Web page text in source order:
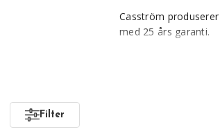
Casström
med 25 års garanti.
Knivene
Filter